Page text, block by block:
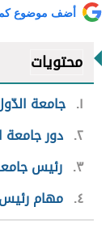
أضف موضوع
محتويات
١ جامعة
٢ دور جامعة
٣ رئيس
٤ مهام رئيس